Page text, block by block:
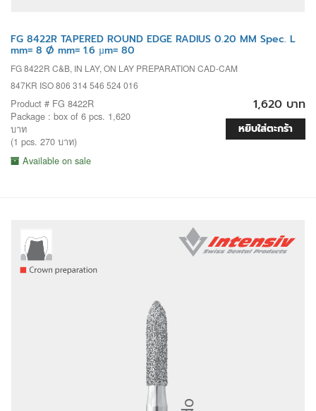
FG 8422R TAPERED ROUND EDGE RADIUS 0.20 MM Spec. L
mm= 8 Ø mm= 1.6 µm= 80
FG 8422R C&B, IN LAY, ON LAY PREPARATION CAD-CAM
847KR ISO 806 314 546 524 016
Product # FG 8422R
Package : box of 6 pcs. 1,620
บาท
(1 pcs. 270 บาท)
Available on sale
1,620 บาท
หยิบใส่ตะกร้า